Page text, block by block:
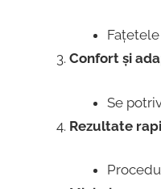
Confort și
Se
Rezultate